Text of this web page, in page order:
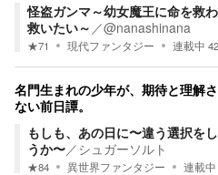
怪盗ガンマ～幼女魔王に命を救
救いたい～ ／@nanashinana
★71 現代ファンタジー 連載中 42
名門生まれの少年が、期待と理解
ない前日譚。
もしも、あの日に〜違う選択を
うか〜／シュガーソルト
★84 異世界ファンタジー 連載中